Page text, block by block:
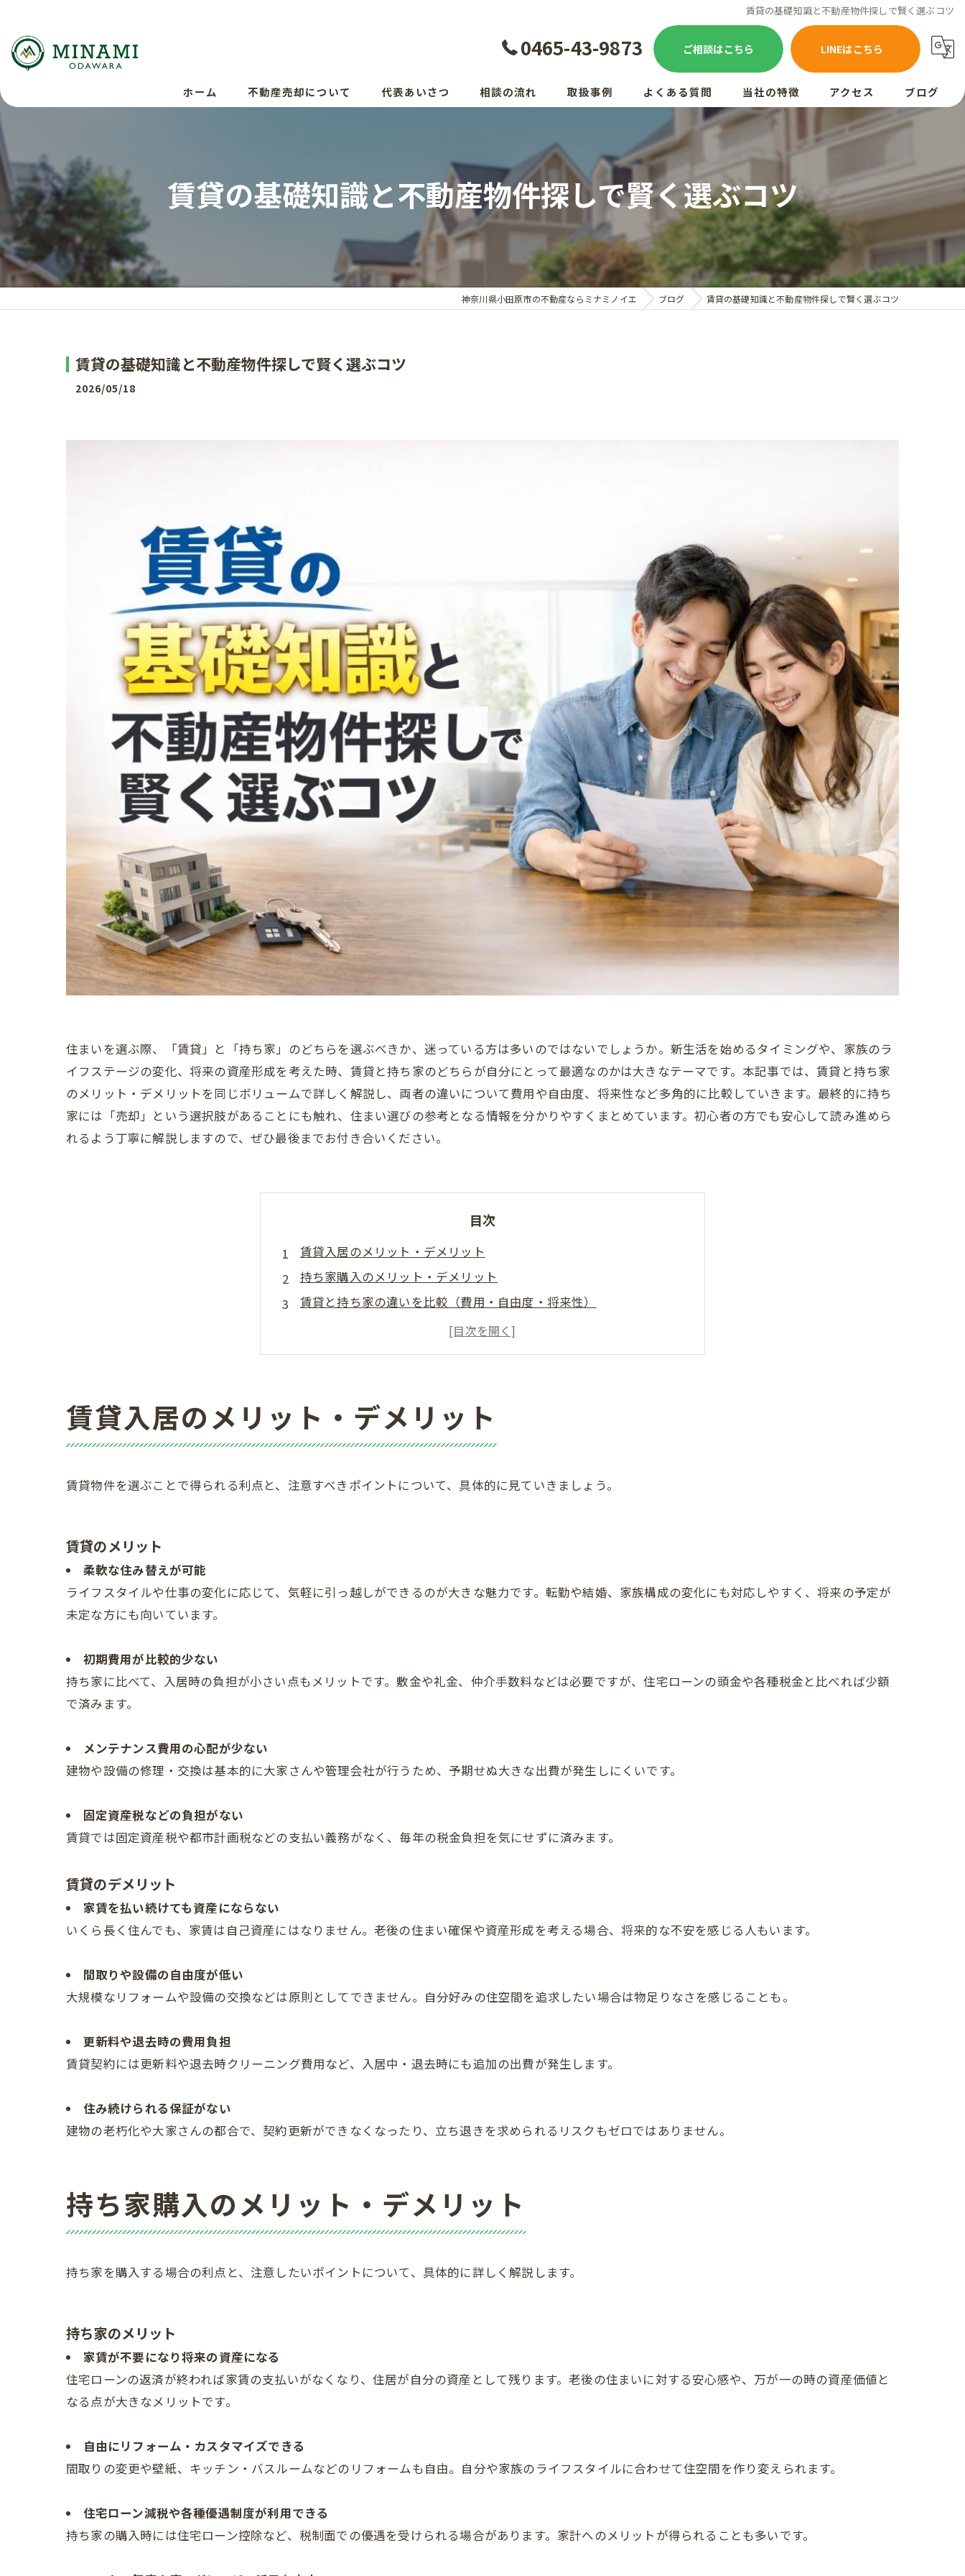
賃貸の基礎知識と不動産物件探しで賢く選ぶコツ
0465-43-9873 ご相談はこちら LINEはこちら
ホーム 不動産売却について 代表あいさつ 相談の流れ 取扱事例 よくある質問
お客様の声
当社の特徴
相続
空き家
査定
アクセス ブログ
賃貸の基礎知識と不動産物件探しで賢く選ぶコツ
神奈川県小田原市の不動産ならミナミノイエ ブログ 賃貸の基礎知識と不動産物件探しで賢く選ぶコツ
賃貸の基礎知識と不動産物件探しで賢く選ぶコツ
2026/05/18
住まいを選ぶ際、「賃貸」と「持ち家」のどちらを選ぶべきか、迷っている方は多いのではないでしょうか。新生活を始めるタイミングや、家族のラ
イフステージの変化、将来の資産形成を考えた時、賃貸と持ち家のどちらが自分にとって最適なのかは大きなテーマです。本記事では、賃貸と持ち家
のメリット・デメリットを同じボリュームで詳しく解説し、両者の違いについて費用や自由度、将来性など多角的に比較していきます。最終的に持ち
家には「売却」という選択肢があることにも触れ、住まい選びの参考となる情報を分かりやすくまとめています。初心者の方でも安心して読み進めら
れるよう丁寧に解説しますので、ぜひ最後までお付き合いください。
目次
賃貸入居のメリット・デメリット
持ち家購入のメリット・デメリット
賃貸と持ち家の違いを比較（費用・自由度・将来性）
自宅を賃貸物件にすることはできる？
持ち家の大きな強みは「売却できること」
入居希望の方向け賃貸契約の全フローと書類・審査の徹底ガイド
賃貸経営オーナー向け不動産賃貸管理とトラブル回避の運用ノウハウ
賃貸経営・投資の始め方と成長戦略
賃貸データ比較とAI活用の賢い物件探し
賃貸入居のメリット・デメリット
賃貸物件を選ぶことで得られる利点と、注意すべきポイントについて、具体的に見ていきましょう。
賃貸のメリット
柔軟な住み替えが可能
ライフスタイルや仕事の変化に応じて、気軽に引っ越しができるのが大きな魅力です。転勤や結婚、家族構成の変化にも対応しやすく、将来の予定が
未定な方にも向いています。
初期費用が比較的少ない
持ち家に比べて、入居時の負担が小さい点もメリットです。敷金や礼金、仲介手数料などは必要ですが、住宅ローンの頭金や各種税金と比べれば少額
で済みます。
メンテナンス費用の心配が少ない
建物や設備の修理・交換は基本的に大家さんや管理会社が行うため、予期せぬ大きな出費が発生しにくいです。
固定資産税などの負担がない
賃貸では固定資産税や都市計画税などの支払い義務がなく、毎年の税金負担を気にせずに済みます。
賃貸のデメリット
家賃を払い続けても資産にならない
いくら長く住んでも、家賃は自己資産にはなりません。老後の住まい確保や資産形成を考える場合、将来的な不安を感じる人もいます。
間取りや設備の自由度が低い
大規模なリフォームや設備の交換などは原則としてできません。自分好みの住空間を追求したい場合は物足りなさを感じることも。
更新料や退去時の費用負担
賃貸契約には更新料や退去時クリーニング費用など、入居中・退去時にも追加の出費が発生します。
住み続けられる保証がない
建物の老朽化や大家さんの都合で、契約更新ができなくなったり、立ち退きを求められるリスクもゼロではありません。
持ち家購入のメリット・デメリット
持ち家を購入する場合の利点と、注意したいポイントについて、具体的に詳しく解説します。
持ち家のメリット
家賃が不要になり将来の資産になる
住宅ローンの返済が終われば家賃の支払いがなくなり、住居が自分の資産として残ります。老後の住まいに対する安心感や、万が一の時の資産価値と
なる点が大きなメリットです。
自由にリフォーム・カスタマイズできる
間取りの変更や壁紙、キッチン・バスルームなどのリフォームも自由。自分や家族のライフスタイルに合わせて住空間を作り変えられます。
住宅ローン減税や各種優遇制度が利用できる
持ち家の購入時には住宅ローン控除など、税制面での優遇を受けられる場合があります。家計へのメリットが得られることも多いです。